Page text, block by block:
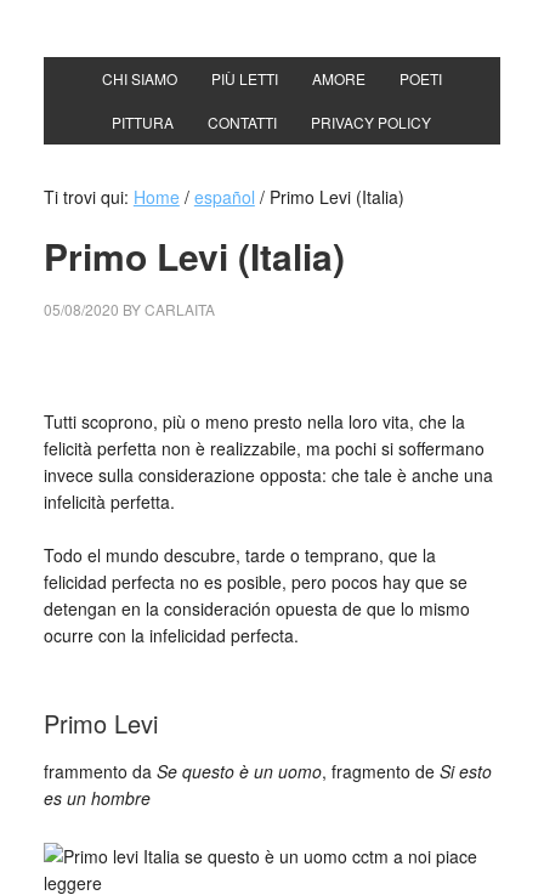
CHI SIAMO PIÙ LETTI AMORE POETI
PITTURA CONTATTI PRIVACY POLICY
Ti trovi qui: Home / español /Primo Levi (Italia)
Primo Levi (Italia)
05/08/2020 BYCARLAITA
Tutti scoprono, più o meno presto nella loro vita, che la
felicità perfetta non è realizzabile, ma pochi si soffermano
invece sulla considerazione opposta: che tale è anche una
infelicità perfetta.
Todo el mundo descubre, tarde o temprano, que la
felicidad perfecta no es posible, pero pocos hay que se
detengan en la consideración opuesta de que lo mismo
ocurre con la infelicidad perfecta.
Primo Levi
frammento da Se questo è un uomo, fragmento de Si esto
es un hombre